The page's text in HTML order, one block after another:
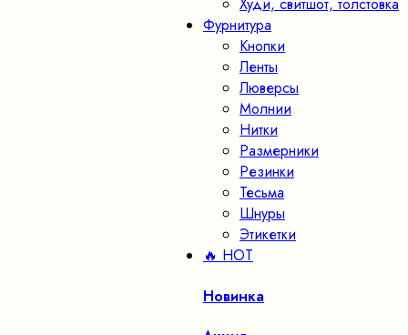
Худи, свитшот, толстовка
Фурнитура
Кнопки
Ленты
Люверсы
Молнии
Нитки
Размерники
Резинки
Тесьма
Шнуры
Этикетки
🔥 HOT
Новинка